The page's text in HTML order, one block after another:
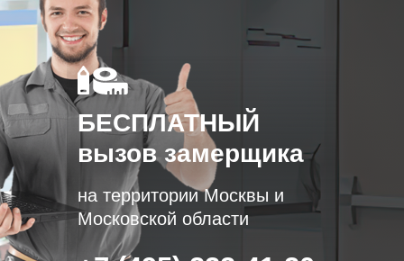
БЕСПЛАТНЫЙ
вызов замерщика
на территории Москвы и
Московской области